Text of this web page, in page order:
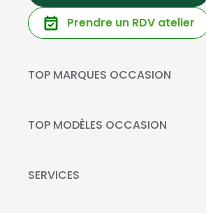
Prendre un RDV atelier
TOP MARQUES OCCASION
Mercedes-Benz
TOP MODÈLES OCCASION
Peugeot 208
SERVICES